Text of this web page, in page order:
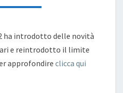
EXTRACURRICULARI
WELFARE
ha introdotto delle novità
e reintrodotto il limite
approfondire clicca qui